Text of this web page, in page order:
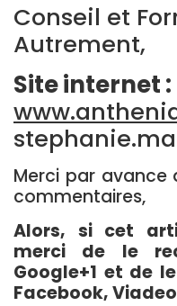
Conseil et
Autrement,
Site internet :
Merci par avance
commentaires,
Alors, si cet
merci de le
Google+1 et de
Facebook,